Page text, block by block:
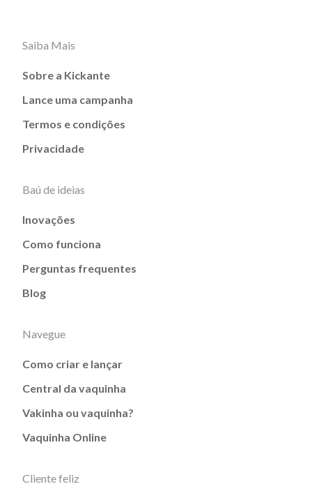
Saiba Mais
Sobre a Kickante
Lance uma campanha
Termos e condições
Privacidade
Baú de ideias
Inovações
Como funciona
Perguntas frequentes
Blog
Navegue
Como criar e lançar
Central da vaquinha
Vakinha ou vaquinha?
Vaquinha Online
Cliente feliz